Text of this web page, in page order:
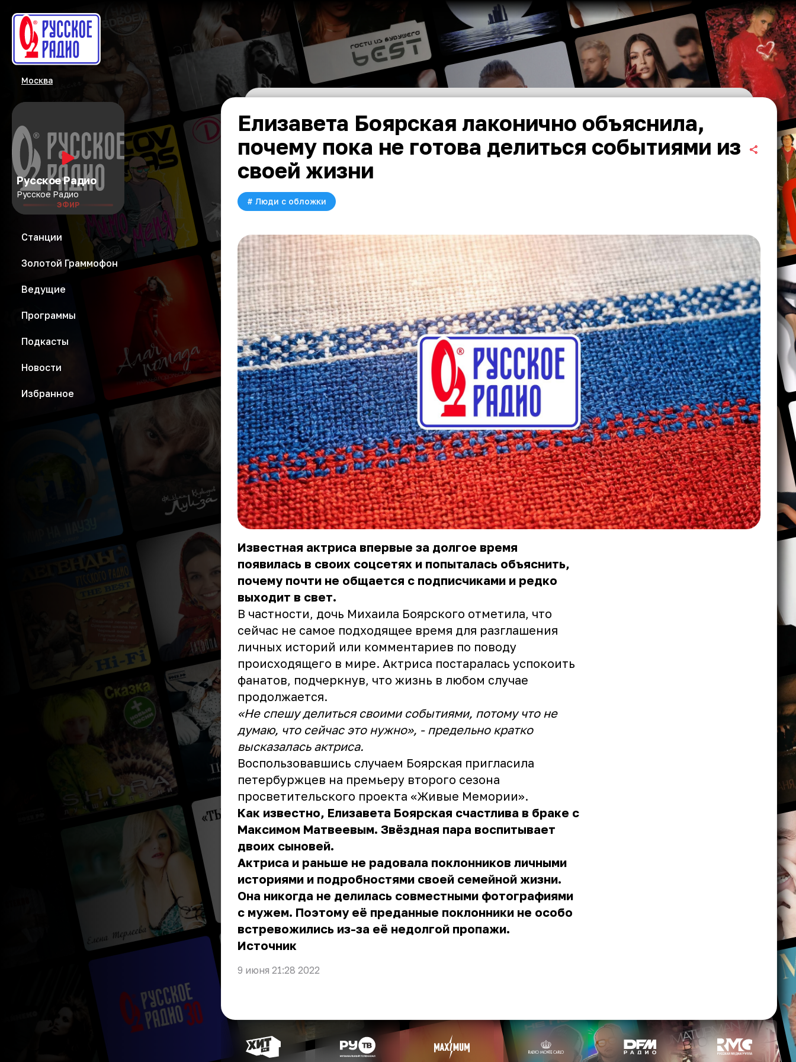
Москва
Русское Радио
Русское Радио
ЭФИР
Станции
Золотой Граммофон
Ведущие
Программы
Подкасты
Новости
Избранное
Елизавета Боярская лаконично объяснила,
почему пока не готова делиться событиями из
своей жизни
# Люди с обложки
Известная актриса впервые за долгое время
появилась в своих соцсетях и попыталась объяснить,
почему почти не общается с подписчиками и редко
выходит в свет.
В частности, дочь Михаила Боярского отметила, что
сейчас не самое подходящее время для разглашения
личных историй или комментариев по поводу
происходящего в мире. Актриса постаралась успокоить
фанатов, подчеркнув, что жизнь в любом случае
продолжается.
«Не спешу делиться своими событиями, потому что не
думаю, что сейчас это нужно», - предельно кратко
высказалась актриса.
Воспользовавшись случаем Боярская пригласила
петербуржцев на премьеру второго сезона
просветительского проекта «Живые Мемории».
Как известно, Елизавета Боярская счастлива в браке с
Максимом Матвеевым. Звёздная пара воспитывает
двоих сыновей.
Актриса и раньше не радовала поклонников личными
историями и подробностями своей семейной жизни.
Она никогда не делилась совместными фотографиями
с мужем. Поэтому её преданные поклонники не особо
встревожились из-за её недолгой пропажи.
Источник
9 июня 21:28 2022